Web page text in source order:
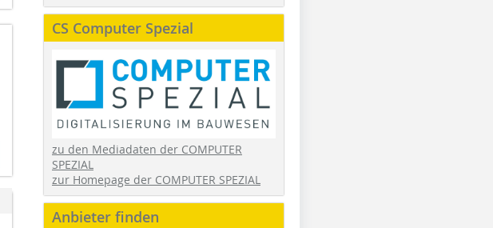
CS Computer Spezial
zu den Mediadaten der COMPUTER
SPEZIAL
zur Homepage der COMPUTER SPEZIAL
Anbieter finden